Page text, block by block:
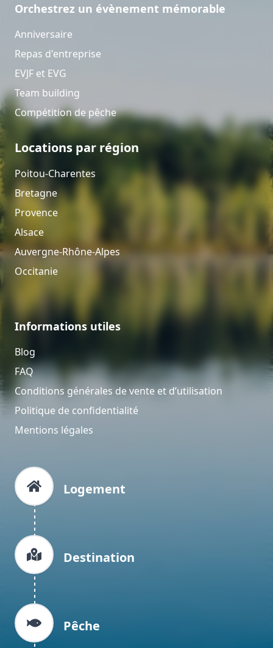
Orchestrez un évènement mémorable
Anniversaire
Repas d'entreprise
EVJF et EVG
Team building
Compétition de pêche
Locations par région
Poitou-Charentes
Bretagne
Provence
Alsace
Auvergne-Rhône-Alpes
Occitanie
Informations utiles
Blog
FAQ
Conditions générales de vente et d’utilisation
Politique de confidentialité
Mentions légales
Logement
Destination
Pêche